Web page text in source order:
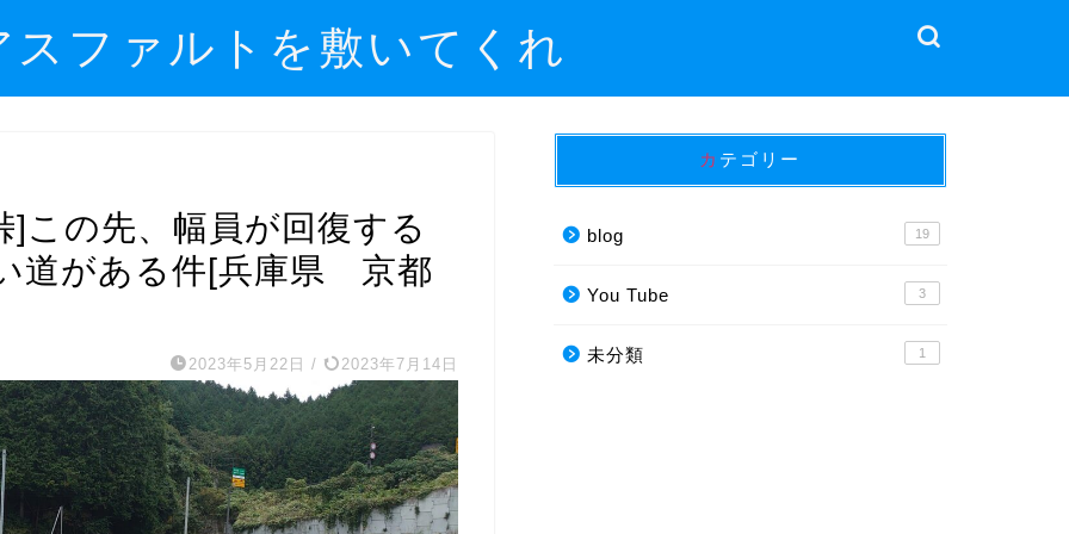
スファルトを敷いてくれ
の先、幅員が回復する
道がある件[兵庫県 京都
2023年5月22日 / 2023年7月14日
カテゴリー
blog 19
You Tube 3
未分類 1